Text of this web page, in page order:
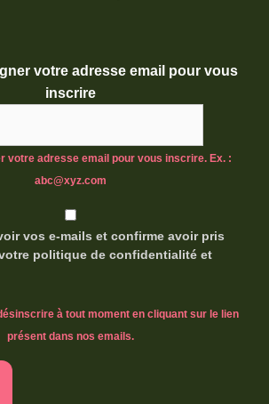
votre adresse email pour vous
inscrire
votre adresse email pour vous inscrire. Ex. :
abc@xyz.com
vos e-mails et confirme avoir pris
politique de confidentialité et
à tout moment en cliquant sur le lien
présent dans nos emails.